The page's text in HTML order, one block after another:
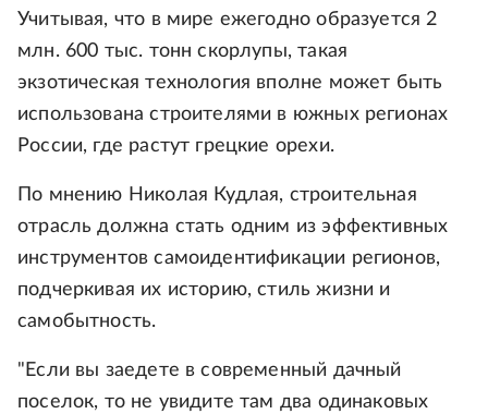
Учитывая, что в мире ежегодно образуется 2
млн. 600 тыс. тонн скорлупы, такая
экзотическая технология вполне может быть
использована строителями в южных регионах
России, где растут грецкие орехи.
По мнению Николая Кудлая, строительная
отрасль должна стать одним из эффективных
инструментов самоидентификации регионов,
подчеркивая их историю, стиль жизни и
самобытность.
"Если вы заедете в современный дачный
поселок, то не увидите там два одинаковых